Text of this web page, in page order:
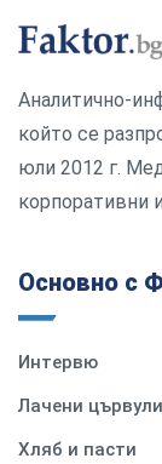
Аналитично-
който се
юли 2012 г.
корпоративни
Основно с
Интервю
Лачени цървули
Хляб и пасти